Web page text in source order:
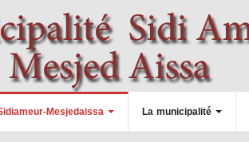
Mesjedaissa La municipalité